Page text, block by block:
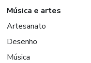
Música e artes
Artesanato
Desenho
Música